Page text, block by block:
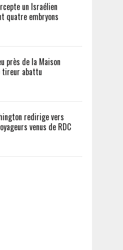
un Israélien
quatre embryons
près de la Maison
tireur abattu
redirige vers
venus de RDC